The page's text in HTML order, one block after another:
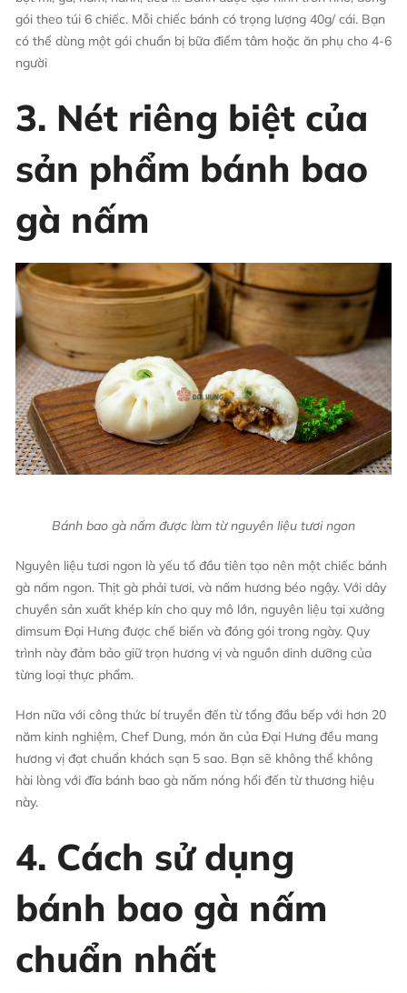
gói theo túi 6 chiếc. Mỗi chiếc bánh có trọng lượng 40g/ cái. Bạn
có thể dùng một gói chuẩn bị bữa điểm tâm hoặc ăn phụ cho 4-6
người
3. Nét riêng biệt của
sản phẩm bánh bao
gà nấm
Bánh bao gà nấm được làm từ nguyên liệu tươi ngon
Nguyên liệu tươi ngon là yếu tố đầu tiên tạo nên một chiếc bánh
gà nấm ngon. Thịt gà phải tươi, và nấm hương béo ngậy. Với dây
chuyền sản xuất khép kín cho quy mô lớn, nguyên liệu tại xưởng
dimsum Đại Hưng được chế biến và đóng gói trong ngày. Quy
trình này đảm bảo giữ trọn hương vị và nguồn dinh dưỡng của
từng loại thực phẩm.
Hơn nữa với công thức bí truyền đến từ tổng đầu bếp với hơn 20
năm kinh nghiệm, Chef Dung, món ăn của Đại Hưng đều mang
hương vị đạt chuẩn khách sạn 5 sao. Bạn sẽ không thể không
hài lòng với đĩa bánh bao gà nấm nóng hổi đến từ thương hiệu
này.
4. Cách sử dụng
bánh bao gà nấm
chuẩn nhất